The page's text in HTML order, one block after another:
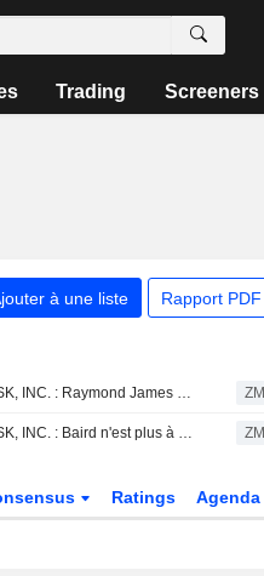
Trading Screeners
à une liste Rapport PDF
THE TRADE DESK, INC. : Raymond James désormais pessimiste ZM
THE TRADE DESK, INC. : Baird n'est plus à l'achat ZM
Ratings Agenda